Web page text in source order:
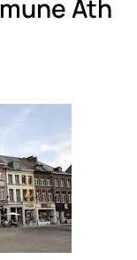
Ath